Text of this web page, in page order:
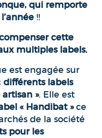
qui remporte
!!
cette
multiples labels.
est engagée sur
différents labels
artisan ». Elle est
« Handibat »ce
de la société
pour les